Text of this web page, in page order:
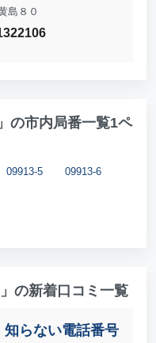
島８０
の市内局番一覧1ペ
09913-5 09913-6
の新着口コミ一覧
知らない電話番号